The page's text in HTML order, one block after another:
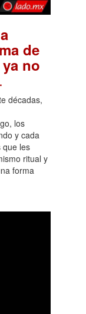
de
no
.
décadas,
los
y cada
que les
ritual y
forma